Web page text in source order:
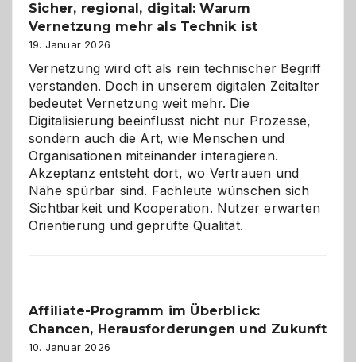
ein
dreifaches
Alaaf!
Sicher, regional, digital: Warum
Vernetzung mehr als Technik ist
19. Januar 2026
Vernetzung wird oft als rein technischer Begriff
verstanden. Doch in unserem digitalen Zeitalter
bedeutet Vernetzung weit mehr. Die
Digitalisierung beeinflusst nicht nur Prozesse,
sondern auch die Art, wie Menschen und
Organisationen miteinander interagieren.
Akzeptanz entsteht dort, wo Vertrauen und
Nähe spürbar sind. Fachleute wünschen sich
Sichtbarkeit und Kooperation. Nutzer erwarten
Orientierung und geprüfte Qualität.
Affiliate-Programm im Überblick:
Chancen, Herausforderungen und Zukunft
10. Januar 2026